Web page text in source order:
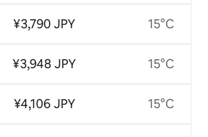
¥3,790 JPY
¥3,948 JPY
¥4,106 JPY
15°C
15°C
15°C